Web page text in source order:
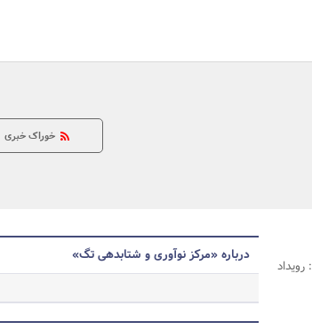
جستجو
خوراک خبری
درباره «مرکز نوآوری و شتابدهی تگ»